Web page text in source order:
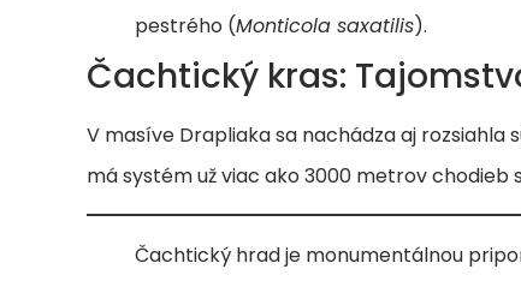
pestrého (Monticola saxatilis).
Čachtický kras:
V masíve Drapliaka sa nachádza aj rozsiahla
má systém už viac ako 3000 metrov
Čachtický hrad je monumentálnou